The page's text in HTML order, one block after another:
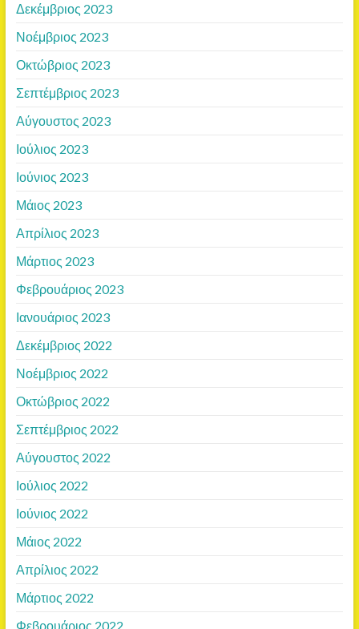
Δεκέμβριος 2023
Νοέμβριος 2023
Οκτώβριος 2023
Σεπτέμβριος 2023
Αύγουστος 2023
Ιούλιος 2023
Ιούνιος 2023
Μάιος 2023
Απρίλιος 2023
Μάρτιος 2023
Φεβρουάριος 2023
Ιανουάριος 2023
Δεκέμβριος 2022
Νοέμβριος 2022
Οκτώβριος 2022
Σεπτέμβριος 2022
Αύγουστος 2022
Ιούλιος 2022
Ιούνιος 2022
Μάιος 2022
Απρίλιος 2022
Μάρτιος 2022
Φεβρουάριος 2022